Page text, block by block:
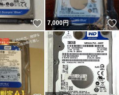
いいね！
7,000円